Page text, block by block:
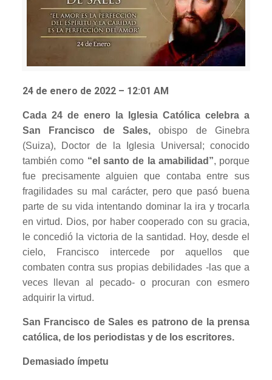
24 de enero de 2022 – 12:01 AM
Cada 24 de enero la Iglesia Católica celebra a
San Francisco de Sales, obispo de Ginebra
(Suiza), Doctor de la Iglesia Universal; conocido
también como “el santo de la amabilidad”, porque
fue precisamente alguien que contaba entre sus
fragilidades su mal carácter, pero que pasó buena
parte de su vida intentando dominar la ira y trocarla
en virtud. Dios, por haber cooperado con su gracia,
le concedió la victoria de la santidad. Hoy, desde el
cielo, Francisco intercede por aquellos que
combaten contra sus propias debilidades -las que a
veces llevan al pecado- o procuran con esmero
adquirir la virtud.
San Francisco de Sales es patrono de la prensa
católica, de los periodistas y de los escritores.
Demasiado ímpetu